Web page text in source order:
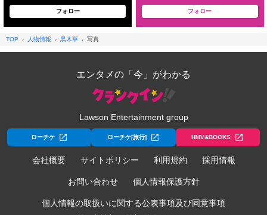
フォロー フォロー
TOP 人物情報 黒木華 写真
エンタメの「今」がわかる
Lawson Entertainment group
ローチケ ローチケ[旅行] HMV&BOOKS
会社概要 サイトポリシー 利用規約 採用情報
お問い合わせ 個人情報保護方針
個人情報の取扱いに関する公表事項及び同意事項